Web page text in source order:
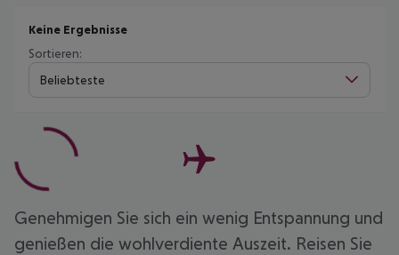
Keine Ergebnisse
Sortieren:
Beliebteste
Genehmigen Sie sich ein wenig Entspannung und
genießen die wohlverdiente Auszeit. Reisen Sie